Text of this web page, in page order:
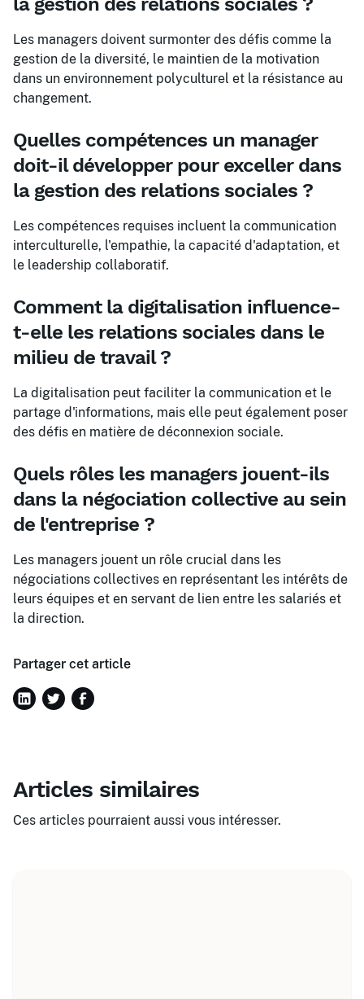
Les managers doivent surmonter des défis comme la
gestion de la diversité, le maintien de la motivation
dans un environnement polyculturel et la résistance au
changement.
Quelles compétences un manager
doit-il développer pour exceller dans
la gestion des relations sociales ?
Les compétences requises incluent la communication
interculturelle, l'empathie, la capacité d'adaptation, et
le leadership collaboratif.
Comment la digitalisation influence-
t-elle les relations sociales dans le
milieu de travail ?
La digitalisation peut faciliter la communication et le
partage d'informations, mais elle peut également poser
des défis en matière de déconnexion sociale.
Quels rôles les managers jouent-ils
dans la négociation collective au sein
de l'entreprise ?
Les managers jouent un rôle crucial dans les
négociations collectives en représentant les intérêts de
leurs équipes et en servant de lien entre les salariés et
la direction.
Partager cet article
Articles similaires
Ces articles pourraient aussi vous intéresser.